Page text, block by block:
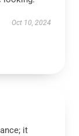
Oct 10, 2024
it